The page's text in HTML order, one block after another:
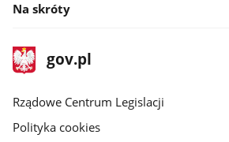
Na skróty
stopka
gov.plStrona
gov.pl
Rządowe Centrum Legislacji
Polityka cookies